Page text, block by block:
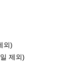
외)
제외)